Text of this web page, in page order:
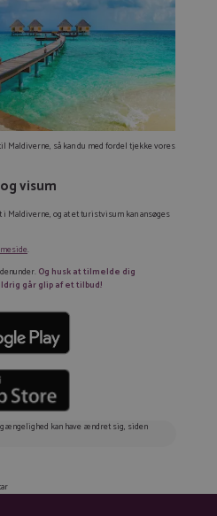
så kan du med fordel tjekke vores
visum
og at et turistvisum kan ansøges
.
Og husk at tilmelde dig
går glip af et tilbud!
kan have ændret sig, siden